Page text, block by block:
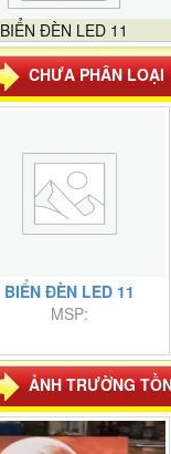
BIỂN ĐÈN LED 11
CHƯA PHÂN LOẠI
BIỂN ĐÈN LED 11
MSP:
ẢNH TRƯỜNG